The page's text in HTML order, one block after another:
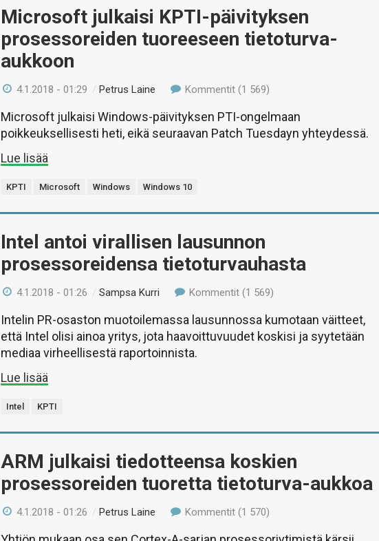
Microsoft julkaisi KPTI-päivityksen
prosessoreiden tuoreeseen tietoturva-
aukkoon
4.1.2018 - 01:29 /Petrus Laine Kommentit (1 569)
Microsoft julkaisi Windows-päivityksen PTI-ongelmaan
poikkeuksellisesti heti, eikä seuraavan Patch Tuesdayn yhteydessä.
Lue lisää
KPTI Microsoft Windows Windows 10
Intel antoi virallisen lausunnon
prosessoreidensa tietoturvauhasta
4.1.2018 - 01:26 /Sampsa Kurri Kommentit (1 569)
Intelin PR-osaston muotoilemassa lausunnossa kumotaan väitteet,
että Intel olisi ainoa yritys, jota haavoittuvuudet koskisi ja syytetään
mediaa virheellisestä raportoinnista.
Lue lisää
Intel KPTI
ARM julkaisi tiedotteensa koskien
prosessoreiden tuoretta tietoturva-aukkoa
4.1.2018 - 01:26 /Petrus Laine Kommentit (1 570)